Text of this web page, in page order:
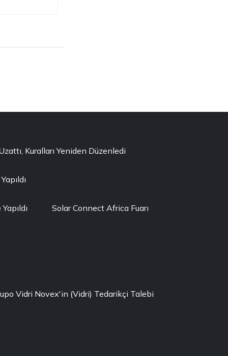
Kuralları Yeniden Düzenledi
Solar Connect Africa Fuarı
Vidri Novex'in (Vidri) Tedarikçi Talebi